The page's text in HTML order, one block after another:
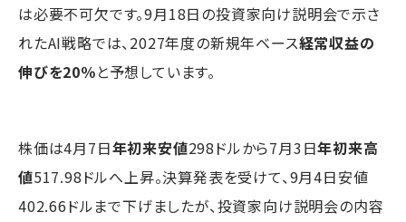
は必要不可欠です。9月18日の投資家向け説明会で示さ
れたAI戦略では、2027年度の新規年ベース経常収益の
伸びを20％と予想しています。
株価は4月7日年初来安値298ドルから7月3日年初来高
値517.98ドルへ上昇。決算発表を受けて、9月4日安値
402.66ドルまで下げましたが、投資家向け説明会の内容